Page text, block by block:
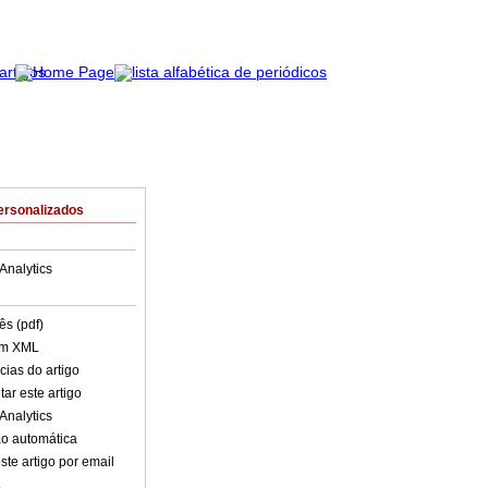
(pdf)
XML
do artigo
este artigo
automática
artigo por email